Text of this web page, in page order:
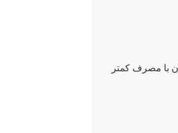
با مصرف کمتر